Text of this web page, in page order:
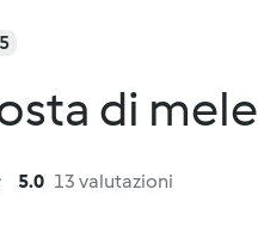
di mele
5.0 13 valutazioni